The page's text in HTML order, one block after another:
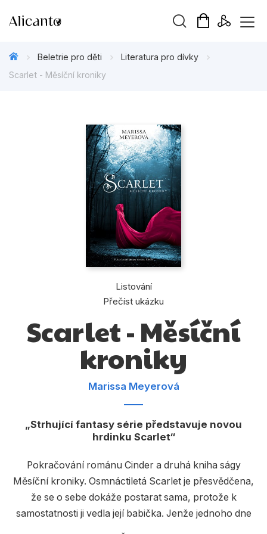
Připravujeme
Tipy redakce
Beletrie pro děti
Beletrie pro dospělé
Dárkové publikace
Hobby
Jazyky
Počítače
Poezie
Populárně - naučná pro dospělé
Beletrie pro děti
Literatura pro dívky
Scarlet - Měsíční kroniky
Listování
Přečíst ukázku
Scarlet - Měsíční
kroniky
Marissa Meyerová
Strhující fantasy série představuje novou
hrdinku Scarlet
Pokračování románu Cinder a druhá kniha ságy
Měsíční kroniky. Osmnáctiletá Scarlet je přesvědčena,
že se o sebe dokáže postarat sama, protože k
samostatnosti ji vedla její babička. Jenže jednoho dne
babička záhadně zmizí a něco s tím má do činění gang